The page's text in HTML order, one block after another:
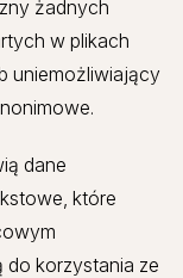
żadnych
w plikach
uniemożliwiający
dane
które
korzystania ze